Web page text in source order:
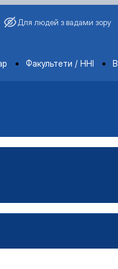
Для людей з вадами зору
Факультети / ННІ